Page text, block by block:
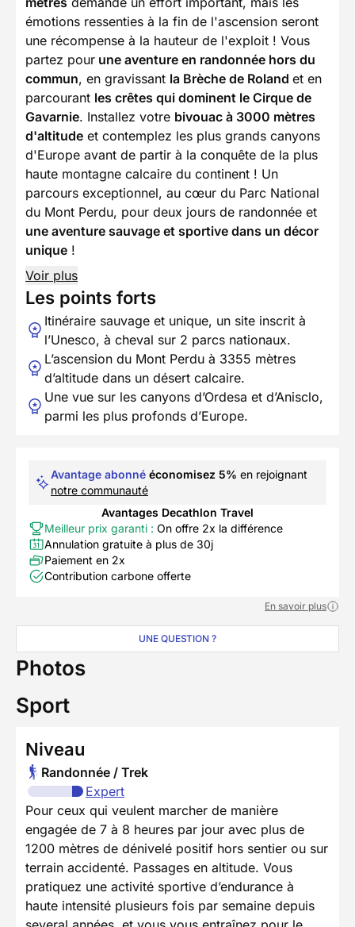
émotions ressenties à la fin de l'ascension seront
une récompense à la hauteur de l'exploit ! Vous
partez pour une aventure en randonnée hors du
commun, en gravissant la Brèche de Roland et en
parcourant les crêtes qui dominent le Cirque de
Gavarnie. Installez votre bivouac à 3000 mètres
d'altitude et contemplez les plus grands canyons
d'Europe avant de partir à la conquête de la plus
haute montagne calcaire du continent ! Un
parcours exceptionnel, au cœur du Parc National
du Mont Perdu, pour deux jours de randonnée et
une aventure sauvage et sportive dans un décor
unique !
Voir plus
Les points forts
Itinéraire sauvage et unique, un site inscrit à
l’Unesco, à cheval sur 2 parcs nationaux.
L’ascension du Mont Perdu à 3355 mètres
d’altitude dans un désert calcaire.
Une vue sur les canyons d’Ordesa et d’Anisclo,
parmi les plus profonds d’Europe.
Avantage abonné économisez 5% en rejoignant
notre communauté
Avantages Decathlon Travel
Meilleur prix garanti : On offre 2x la différence
Annulation gratuite à plus de 30j
Paiement en 2x
Contribution carbone offerte
En savoir plus
UNE QUESTION ?
Photos
Sport
Niveau
Randonnée / Trek
Expert
Pour ceux qui veulent marcher de manière
engagée de 7 à 8 heures par jour avec plus de
1200 mètres de dénivelé positif hors sentier ou sur
terrain accidenté. Passages en altitude. Vous
pratiquez une activité sportive d’endurance à
haute intensité plusieurs fois par semaine depuis